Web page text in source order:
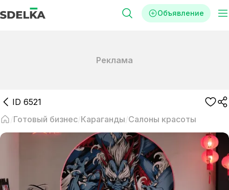
Объявление
Реклама
ID 6521
Готовый бизнес Караганды Салоны красоты